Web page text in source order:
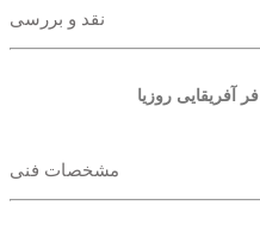
نقد و بررسی
مشخصات فنی